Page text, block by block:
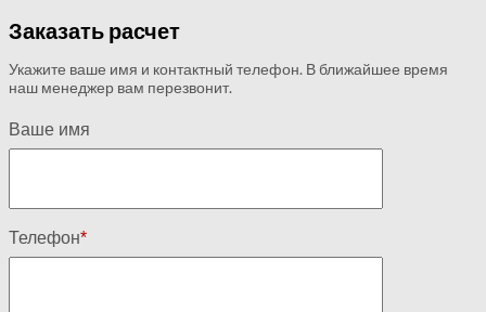
Заказать расчет
Укажите ваше имя и контактный телефон. В ближайшее время
наш менеджер вам перезвонит.
Ваше имя
Телефон*